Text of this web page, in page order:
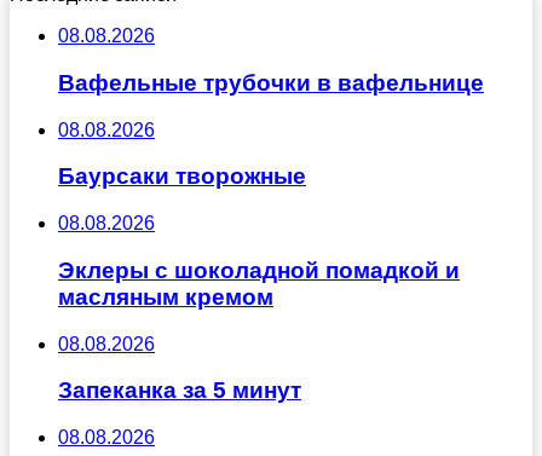
08.08.2026
Вафельные трубочки в вафельнице
08.08.2026
Баурсаки творожные
08.08.2026
Эклеры с шоколадной помадкой и
масляным кремом
08.08.2026
Запеканка за 5 минут
08.08.2026